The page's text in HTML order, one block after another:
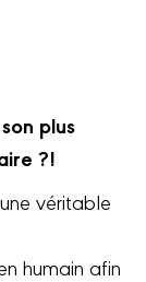
plus
?!
véritable
humain afin